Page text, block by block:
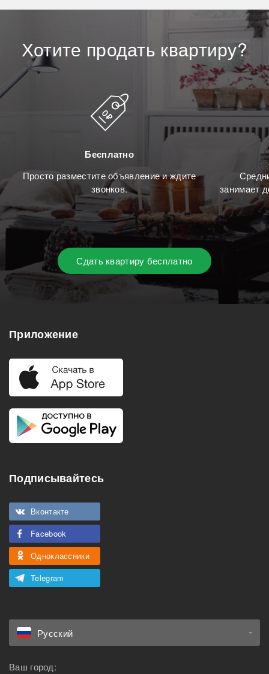
Хотите продать квартиру?
Бесплатно
Просто разместите объявление и ждите
звонков.
занимает
Сдать квартиру бесплатно
Приложение
Подписывайтесь
Вконтакте
Facebook
Одноклассники
Telegram
Русский
Ваш город: